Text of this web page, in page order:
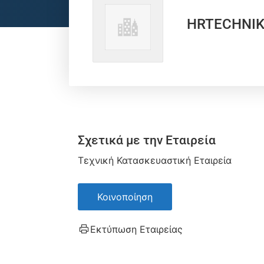
Σχετικά με την Εταιρεία
Τεχνική Κατασκευαστική Εταιρεία
Κοινοποίηση
Εκτύπωση Εταιρείας